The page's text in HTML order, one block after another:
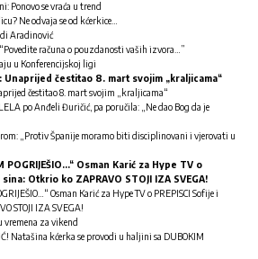
Ponovo se vraća u trend
Ne odvaja se od kćerkice…
Aradinović
računa o pouzdanosti vaših izvora…”
u Konferencijskoj ligi
Unaprijed čestitao 8. mart svojim „kraljicama“
čestitao 8. mart svojim „kraljicama“
po Anđeli Đuričić, pa poručila: „Ne dao Bog da je
„Protiv Španije moramo biti disciplinovani i vjerovati u
POGRIJEŠIO…“ Osman Karić za Hype TV o
Otkrio ko ZAPRAVO STOJI IZA SVEGA!
Osman Karić za Hype TV o PREPISCI Sofije i
STOJI IZA SVEGA!
za vikend
Natašina kćerka se provodi u haljini sa DUBOKIM